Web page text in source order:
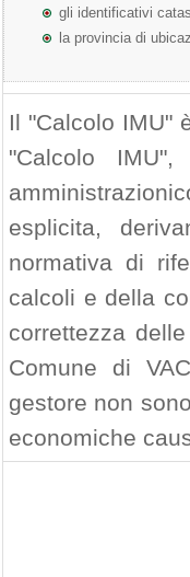
gli identificativi
la provincia di
Il "Calcolo IMU"
"Calcolo
esplicita,
normativa di
calcoli e della
correttezza
Comune di
gestore non
economiche